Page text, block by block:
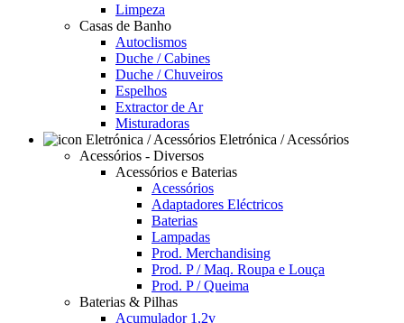
Limpeza
Casas de Banho
Autoclismos
Duche / Cabines
Duche / Chuveiros
Espelhos
Extractor de Ar
Misturadoras
Eletrónica / Acessórios
Acessórios - Diversos
Acessórios e Baterias
Acessórios
Adaptadores Eléctricos
Baterias
Lampadas
Prod. Merchandising
Prod. P / Maq. Roupa e Louça
Prod. P / Queima
Baterias & Pilhas
Acumulador 1,2v